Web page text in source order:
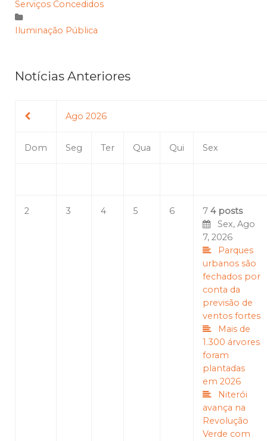
Serviços Concedidos
Iluminação Pública
Notícias Anteriores
Ago 2026
Dom Seg Ter Qua Qui Sex
2 3 4 5 6 7 4 posts
Sex, Ago
7, 2026
Parques
urbanos são
fechados por
conta da
previsão de
ventos fortes
Mais de
1.300 árvores
foram
plantadas
em 2026
Niterói
avança na
Revolução
Verde com